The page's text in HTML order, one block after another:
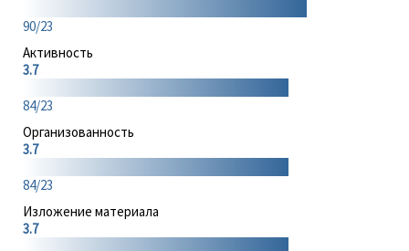
90/23
Активность
3.7
84/23
Организованность
3.7
84/23
Изложение материала
3.7